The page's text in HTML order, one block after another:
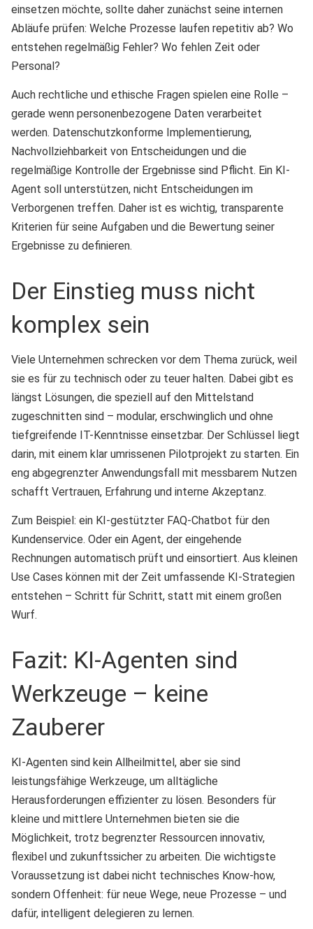
einsetzen möchte, sollte daher zunächst seine internen
Abläufe prüfen: Welche Prozesse laufen repetitiv ab? Wo
entstehen regelmäßig Fehler? Wo fehlen Zeit oder
Personal?
Auch rechtliche und ethische Fragen spielen eine Rolle –
gerade wenn personenbezogene Daten verarbeitet
werden. Datenschutzkonforme Implementierung,
Nachvollziehbarkeit von Entscheidungen und die
regelmäßige Kontrolle der Ergebnisse sind Pflicht. Ein KI-
Agent soll unterstützen, nicht Entscheidungen im
Verborgenen treffen. Daher ist es wichtig, transparente
Kriterien für seine Aufgaben und die Bewertung seiner
Ergebnisse zu definieren.
Der Einstieg muss nicht
komplex sein
Viele Unternehmen schrecken vor dem Thema zurück, weil
sie es für zu technisch oder zu teuer halten. Dabei gibt es
längst Lösungen, die speziell auf den Mittelstand
zugeschnitten sind – modular, erschwinglich und ohne
tiefgreifende IT-Kenntnisse einsetzbar. Der Schlüssel liegt
darin, mit einem klar umrissenen Pilotprojekt zu starten. Ein
eng abgegrenzter Anwendungsfall mit messbarem Nutzen
schafft Vertrauen, Erfahrung und interne Akzeptanz.
Zum Beispiel: ein KI-gestützter FAQ-Chatbot für den
Kundenservice. Oder ein Agent, der eingehende
Rechnungen automatisch prüft und einsortiert. Aus kleinen
Use Cases können mit der Zeit umfassende KI-Strategien
entstehen – Schritt für Schritt, statt mit einem großen
Wurf.
Fazit: KI-Agenten sind
Werkzeuge – keine
Zauberer
KI-Agenten sind kein Allheilmittel, aber sie sind
leistungsfähige Werkzeuge, um alltägliche
Herausforderungen effizienter zu lösen. Besonders für
kleine und mittlere Unternehmen bieten sie die
Möglichkeit, trotz begrenzter Ressourcen innovativ,
flexibel und zukunftssicher zu arbeiten. Die wichtigste
Voraussetzung ist dabei nicht technisches Know-how,
sondern Offenheit: für neue Wege, neue Prozesse – und
dafür, intelligent delegieren zu lernen.